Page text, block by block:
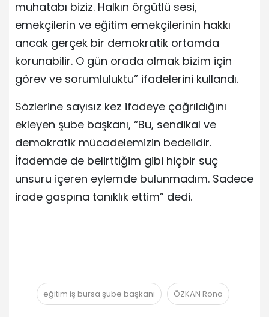
muhatabı biziz. Halkın örgütlü sesi,
emekçilerin ve eğitim emekçilerinin hakkı
ancak gerçek bir demokratik ortamda
korunabilir. O gün orada olmak bizim için
görev ve sorumluluktu” ifadelerini kullandı.
Sözlerine sayısız kez ifadeye çağrıldığını
ekleyen şube başkanı, “Bu, sendikal ve
demokratik mücadelemizin bedelidir.
İfademde de belirttiğim gibi hiçbir suç
unsuru içeren eylemde bulunmadım. Sadece
irade gaspına tanıklık ettim” dedi.
eğitim iş bursa şube başkanı ÖZKAN Rona